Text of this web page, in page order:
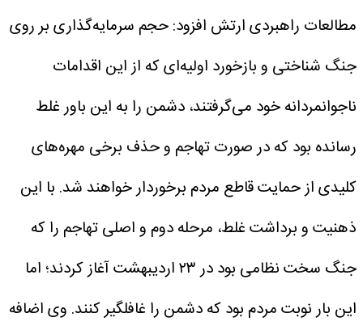
مطالعات راهبردی ارتش افزود: حجم سرمایه‌گذاری بر روی
جنگ شناختی و بازخورد اولیه‌ای که از این اقدامات
ناجوانمردانه خود می‌گرفتند، دشمن را به این باور غلط
رسانده بود که در صورت تهاجم و حذف برخی مهره‌های
کلیدی از حمایت قاطع مردم برخوردار خواهند شد. با این
ذهنیت و برداشت غلط، مرحله دوم و اصلی تهاجم را که
جنگ سخت نظامی بود در ۲۳ اردیبهشت آغاز کردند؛ اما
این بار نوبت مردم بود که دشمن را غافلگیر کنند. وی اضافه